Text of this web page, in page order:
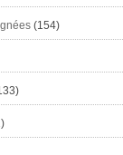
(154)